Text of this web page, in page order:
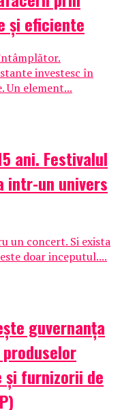
și eficiente
investesc în
Un element...
ani. Festivalul
intr-un univers
un concert. Si exista
doar inceputul....
guvernanța
furnizorii de